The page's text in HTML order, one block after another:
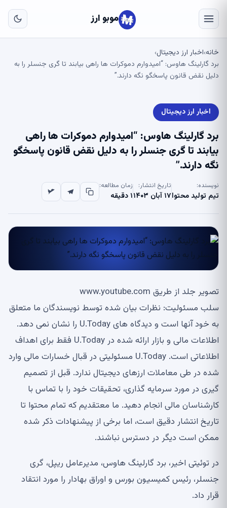
موبو ارز
خانه›اخبار ارز دیجیتال›
برد گارلینگ هاوس: “امیدوارم دموکرات ها راهی بیابند تا گری جنسلر را به
دلیل نقض قانون پاسخگو نگه دارند.”
اخبار ارز دیجیتال
برد گارلینگ هاوس: “امیدوارم دموکرات ها راهی
بیابند تا گری جنسلر را به دلیل نقض قانون پاسخگو
نگه دارند.”
نویسنده:
تیم تولید محتوا
تاریخ انتشار:
۱۷ آبان ۱۴۰۳
زمان مطالعه:
۱ دقیقه
تصویر جلد از طریق www.youtube.com
سلب مسئولیت: نظرات بیان شده توسط نویسندگان ما متعلق
به خود آنها است و دیدگاه های U.Today را نشان نمی دهد.
اطلاعات مالی و بازار ارائه شده در U.Today فقط برای اهداف
اطلاعاتی است. U.Today مسئولیتی در قبال خسارات مالی وارد
شده در طی معاملات ارزهای دیجیتال ندارد. قبل از تصمیم
گیری در مورد سرمایه گذاری، تحقیقات خود را با تماس با
کارشناسان مالی انجام دهید. ما معتقدیم که تمام محتوا تا
تاریخ انتشار دقیق است، اما برخی از پیشنهادات ذکر شده
ممکن است دیگر در دسترس نباشند.
در توئیتی اخیر، برد گارلینگ هاوس، مدیرعامل ریپل، گری
جنسلر، رئیس کمیسیون بورس و اوراق بهادار را مورد انتقاد
قرار داد.